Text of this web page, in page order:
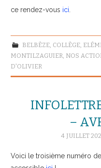
ce rendez-vous ici
BELBÈZE, COLLÈGE,
MONTILZAGUIER, NOS
D'OLIVIER
–
4 JUILLET
Voici le troisième numéro de